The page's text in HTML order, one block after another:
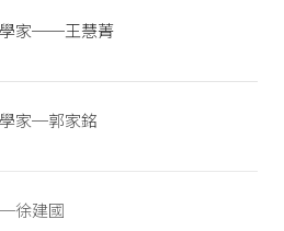
學家──王慧菁
家─郭家銘
徐建國